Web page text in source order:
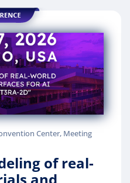
Center, Meeting
of real-